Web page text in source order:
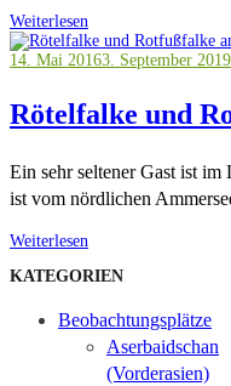
Weiterlesen
14. Mai 20163. September 2019
Rötelfalke und
Ein sehr seltener Gast ist
ist vom nördlichen
Weiterlesen
KATEGORIEN
Beobachtungsplätze
Aserbaidschan
(Vorderasien)